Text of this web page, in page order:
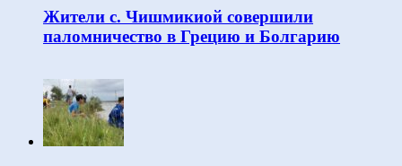
Жители с. Чишмикиой совершили
паломничество в Грецию и Болгарию